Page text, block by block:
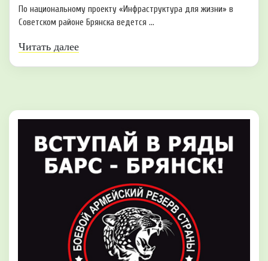
По национальному проекту «Инфраструктура для жизни» в
Советском районе Брянска ведется ...
Читать далее